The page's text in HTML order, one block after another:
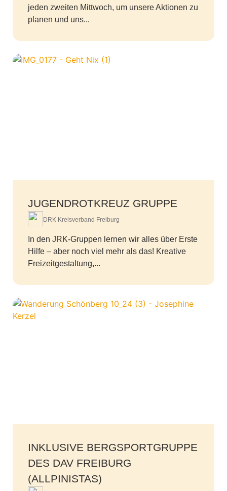
jeden zweiten Mittwoch, um unsere Aktionen zu
planen und uns...
JUGENDROTKREUZ GRUPPE
DRK Kreisverband Freiburg
In den JRK-Gruppen lernen wir alles über Erste
Hilfe – aber noch viel mehr als das! Kreative
Freizeitgestaltung,...
INKLUSIVE BERGSPORTGRUPPE
DES DAV FREIBURG
(ALLPINISTAS)